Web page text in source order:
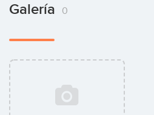
Galería 0